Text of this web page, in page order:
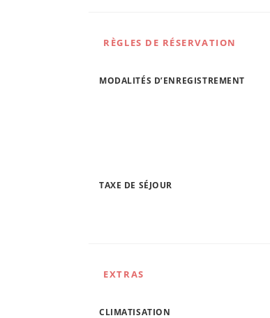
RÈGLES DE RÉSERVATION
MODALITÉS D’ENREGISTREMENT
TAXE DE SÉJOUR
EXTRAS
CLIMATISATION